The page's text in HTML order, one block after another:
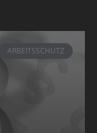
ARBEITSSCHUTZ